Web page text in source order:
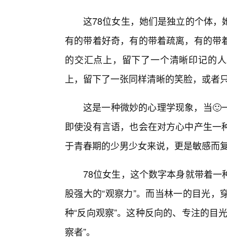
这78位女生，她们是独立的个体
有的带着好奇，有的带着疏离，有的
的交汇点上，留下了一个清晰印记的
上，留下了一张同样清晰的笑脸，或者
这是一种微妙的心理学现象，当🙂
即使没有言语，也会在对方心中产生
于青春期的少男少女来说，更是敏感而
78位女生，这个数字本身就带着
股强大的“观察力”。而当林一的目光
种“反向观察”。这种反向的、专注的目
察者”。